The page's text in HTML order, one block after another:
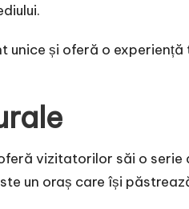
unice și oferă o
vizitatorilor săi o
un oraș care își